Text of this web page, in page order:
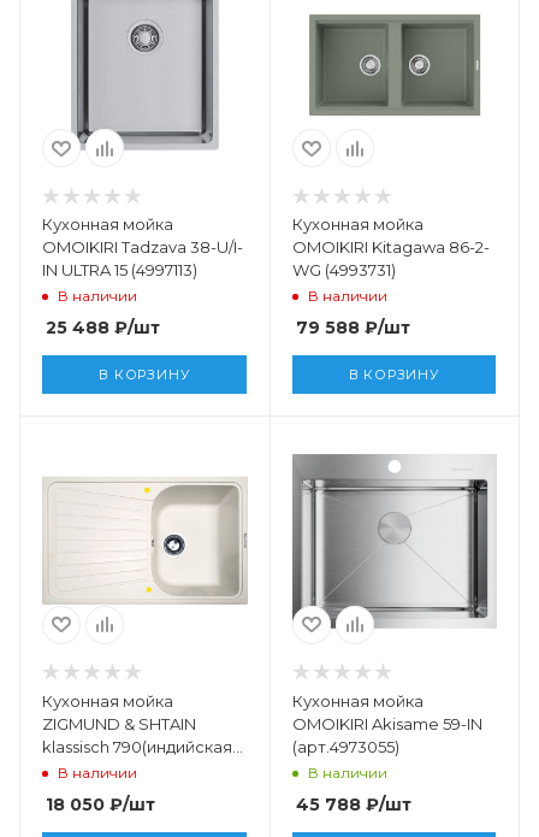
Кухонная мойка
OMOIKIRI Tadzava 38-U/I-
IN ULTRA 15 (4997113)
В наличии
25 488 ₽/шт
В КОРЗИНУ
Кухонная мойка
OMOIKIRI Kitagawa 86-2-
WG (4993731)
В наличии
79 588₽/шт
В КОРЗИНУ
Кухонная мойка
ZIGMUND & SHTAIN
klassisch 790(индийская
ваниль)
В наличии
18 050 ₽/шт
Кухонная мойка
OMOIKIRI Akisame 59-IN
(арт.4973055)
В наличии
45 788₽/шт